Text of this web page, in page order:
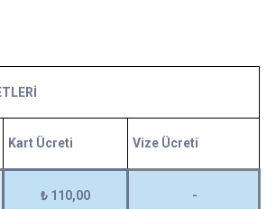
Kart Ücreti Vize Ücreti
₺ 110,00 -